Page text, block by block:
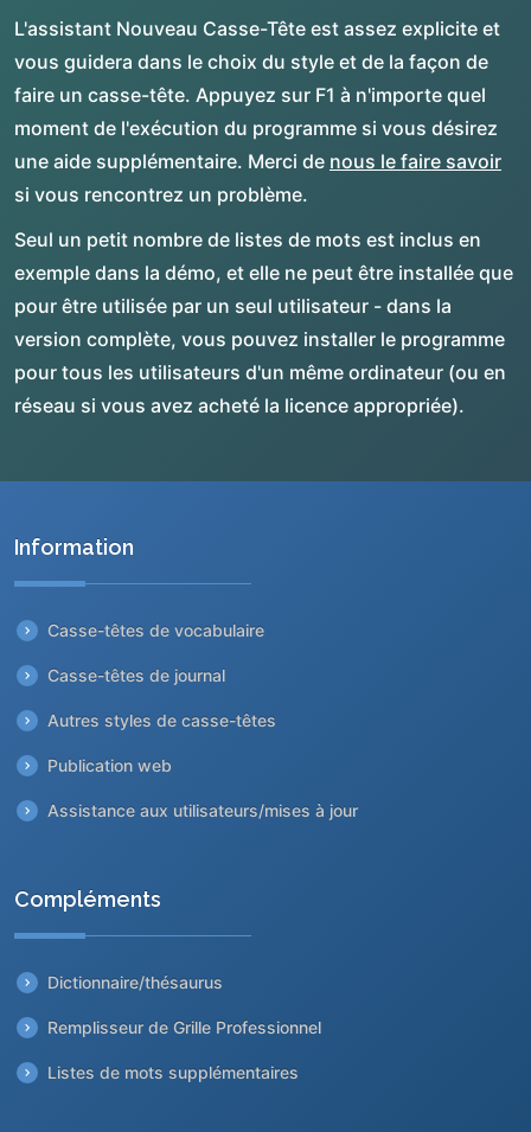
L'assistant Nouveau Casse-Tête est assez explicite et
vous guidera dans le choix du style et de la façon de
faire un casse-tête. Appuyez sur F1 à n'importe quel
moment de l'exécution du programme si vous désirez
une aide supplémentaire. Merci de nous le faire savoir
si vous rencontrez un problème.
Seul un petit nombre de listes de mots est inclus en
exemple dans la démo, et elle ne peut être installée que
pour être utilisée par un seul utilisateur - dans la
version complète, vous pouvez installer le programme
pour tous les utilisateurs d'un même ordinateur (ou en
réseau si vous avez acheté la licence appropriée).
Information
Casse-têtes de vocabulaire
Casse-têtes de journal
Autres styles de casse-têtes
Publication web
Assistance aux utilisateurs/mises à jour
Compléments
Dictionnaire/thésaurus
Remplisseur de Grille Professionnel
Listes de mots supplémentaires